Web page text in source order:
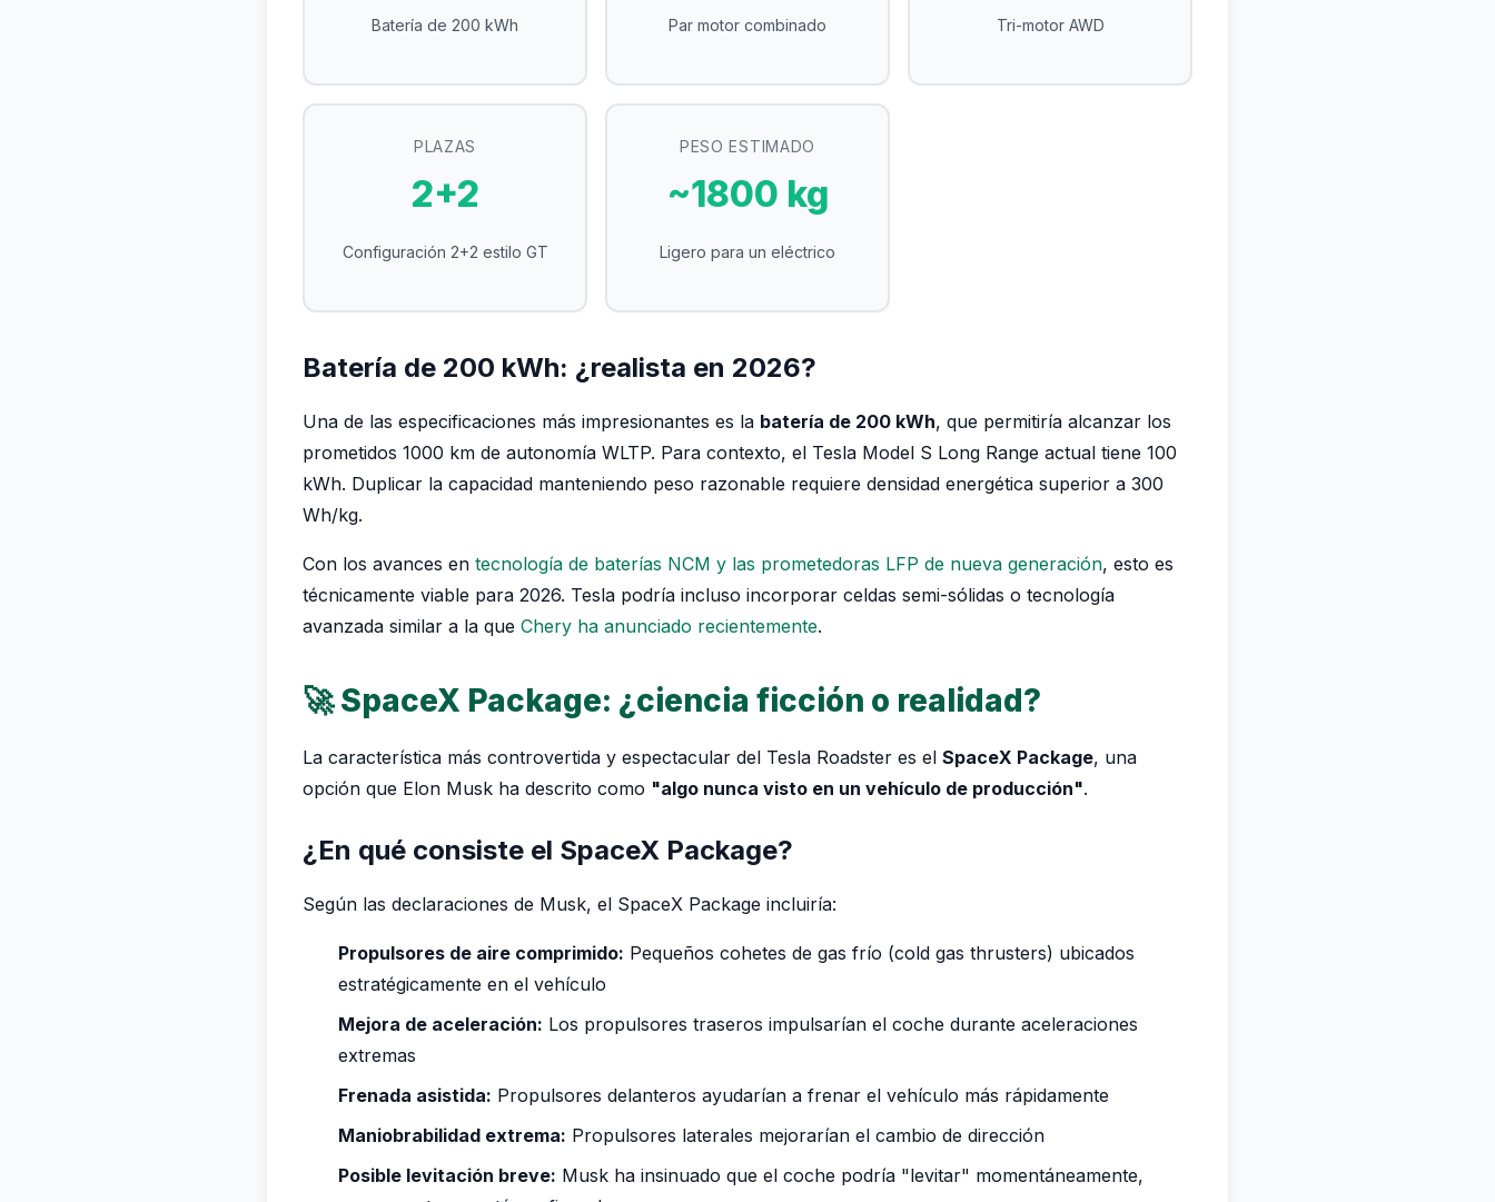
Batería de 200 kWh Par motor combinado Tri-motor AWD
PLAZAS
2+2
Configuración 2+2 estilo GT
PESO ESTIMADO
~1800 kg
Ligero para un eléctrico
Batería de 200 kWh: ¿realista en 2026?
Una de las especificaciones más impresionantes es la batería de 200 kWh, que permitiría alcanzar los
prometidos 1000 km de autonomía WLTP. Para contexto, el Tesla Model S Long Range actual tiene 100
kWh. Duplicar la capacidad manteniendo peso razonable requiere densidad energética superior a 300
Wh/kg.
Con los avances en tecnología de baterías NCM y las prometedoras LFP de nueva generación, esto es
técnicamente viable para 2026. Tesla podría incluso incorporar celdas semi-sólidas o tecnología
avanzada similar a la que Chery ha anunciado recientemente.
🚀 SpaceX Package: ¿ciencia ficción o realidad?
La característica más controvertida y espectacular del Tesla Roadster es el SpaceX Package, una
opción que Elon Musk ha descrito como "algo nunca visto en un vehículo de producción".
¿En qué consiste el SpaceX Package?
Según las declaraciones de Musk, el SpaceX Package incluiría:
Propulsores de aire comprimido: Pequeños cohetes de gas frío (cold gas thrusters) ubicados
estratégicamente en el vehículo
Mejora de aceleración: Los propulsores traseros impulsarían el coche durante aceleraciones
extremas
Frenada asistida: Propulsores delanteros ayudarían a frenar el vehículo más rápidamente
Maniobrabilidad extrema: Propulsores laterales mejorarían el cambio de dirección
Posible levitación breve: Musk ha insinuado que el coche podría "levitar" momentáneamente,